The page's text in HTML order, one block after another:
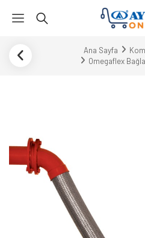
Ana Sayfa
Omegaflex